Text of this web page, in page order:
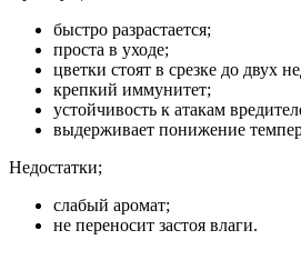
быстро разрастается;
проста в уходе;
цветки стоят в срезке до двух
крепкий иммунитет;
устойчивость к атакам
выдерживает понижение
Недостатки;
слабый аромат;
не переносит застоя влаги.